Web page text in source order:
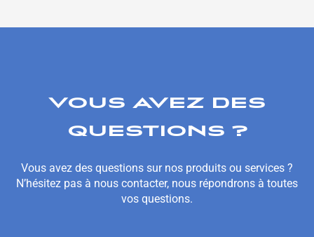
VOUS AVEZ DES
QUESTIONS ?
Vous avez des questions sur nos produits ou services ?
N’hésitez pas à nous contacter, nous répondrons à toutes
vos questions.